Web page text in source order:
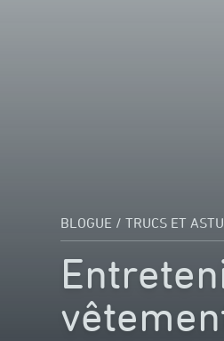
BLOGUE / TRUCS ET